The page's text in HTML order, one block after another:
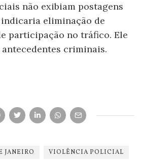
não exibiam postagens
indicaria eliminação de
participação no tráfico. Ele
criminais.
JANEIRO VIOLÊNCIA POLICIAL